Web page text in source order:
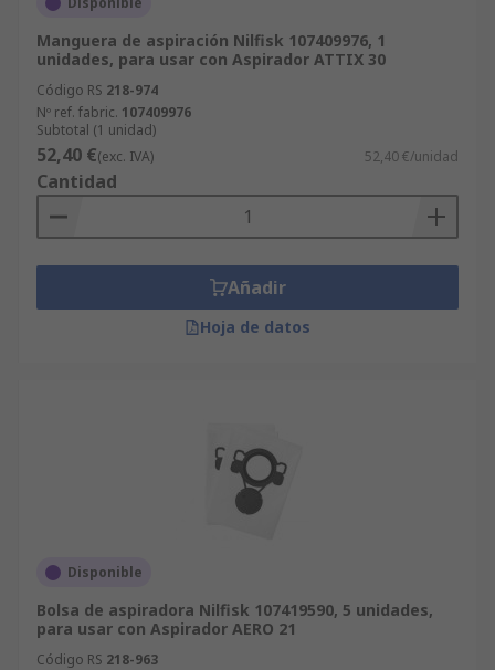
Manguera de aspiración Nilfisk 107409976, 1
unidades, para usar con Aspirador ATTIX 30
Código RS 218-974
Nº ref. fabric. 107409976
Subtotal (1 unidad)
52,40 €(exc. IVA) 52,40 €/unidad
Cantidad
Añadir
Hoja de datos
Disponible
Bolsa de aspiradora Nilfisk 107419590, 5 unidades,
para usar con Aspirador AERO 21
Código RS 218-963